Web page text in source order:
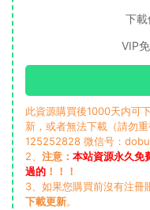
下載
VIP
此資源購買後1000天内可
新，或者無法下載（請勿
125252828 微信号：
2、 注意： 本站資源永久免
過的 ！！！
3、如果您購買前沒有注冊
下載更新。